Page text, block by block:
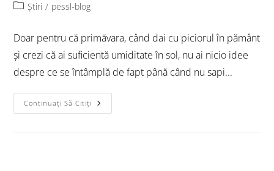
Știri / pessl-blog
Doar pentru că primăvara, când dai cu piciorul în pământ
și crezi că ai suficientă umiditate în sol, nu ai nicio idee
despre ce se întâmplă de fapt până când nu sapi...
Continuați Să Citiți